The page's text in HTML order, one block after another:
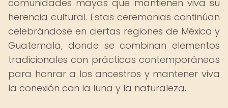
comunidades mayas que mantienen viva su
herencia cultural. Estas ceremonias continúan
celebrándose en ciertas regiones de México y
Guatemala, donde se combinan elementos
tradicionales con prácticas contemporáneas
para honrar a los ancestros y mantener viva
la conexión con la luna y la naturaleza.